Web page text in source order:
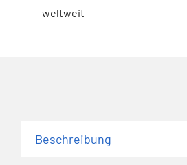
weltweit
Beschreibung